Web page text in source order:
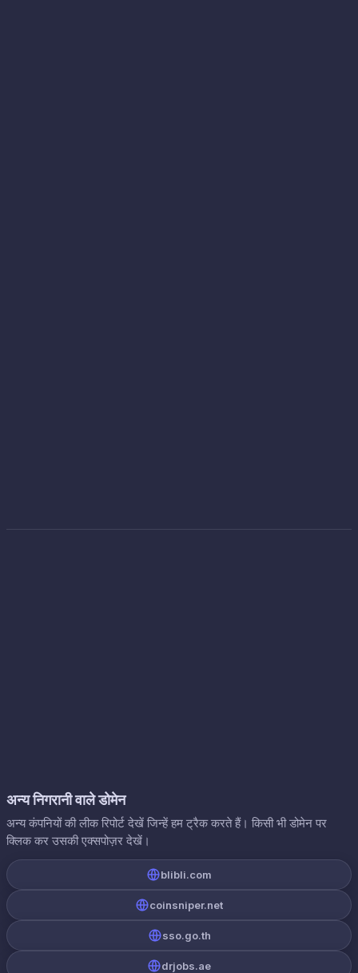
अन्य निगरानी वाले डोमेन
अन्य कंपनियों की लीक रिपोर्ट देखें जिन्हें हम ट्रैक करते हैं। किसी भी डोमेन पर
क्लिक कर उसकी एक्सपोज़र देखें।
blibli.com
coinsniper.net
sso.go.th
drjobs.ae